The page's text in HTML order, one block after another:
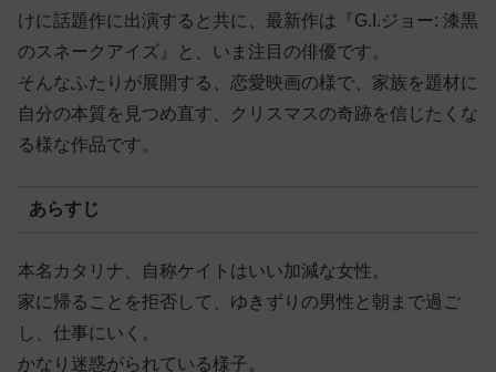
けに話題作に出演すると共に、最新作は『G.I.ジョー: 漆黒
のスネークアイズ』と、いま注目の俳優です。
そんなふたりが展開する、恋愛映画の様で、家族を題材に
自分の本質を見つめ直す、クリスマスの奇跡を信じたくな
る様な作品です。
あらすじ
本名カタリナ、自称ケイトはいい加減な女性。
家に帰ることを拒否して、ゆきずりの男性と朝まで過ご
し、仕事にいく。
かなり迷惑がられている様子。